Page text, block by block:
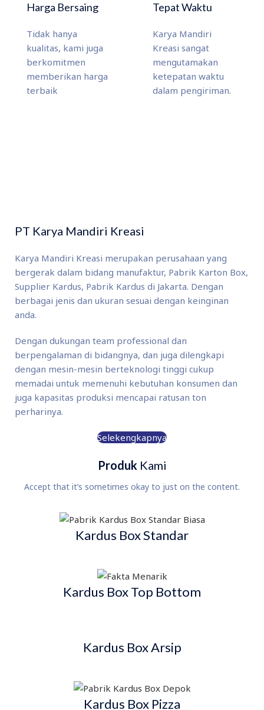
Harga Bersaing
Tidak hanya
kualitas, kami juga
berkomitmen
memberikan harga
terbaik
Tepat Waktu
Karya Mandiri
Kreasi sangat
mengutamakan
ketepatan waktu
dalam pengiriman.
PT Karya Mandiri Kreasi
Karya Mandiri Kreasi merupakan perusahaan yang
bergerak dalam bidang manufaktur, Pabrik Karton Box,
Supplier Kardus, Pabrik Kardus di Jakarta. Dengan
berbagai jenis dan ukuran sesuai dengan keinginan
anda.
Dengan dukungan team professional dan
berpengalaman di bidangnya, dan juga dilengkapi
dengan mesin-mesin berteknologi tinggi cukup
memadai untuk memenuhi kebutuhan konsumen dan
juga kapasitas produksi mencapai ratusan ton
perharinya.
Selekengkapnya
Produk Kami
Accept that it’s sometimes okay to just on the content.
Kardus Box Standar
Kardus Box Top Bottom
Kardus Box Arsip
Kardus Box Pizza